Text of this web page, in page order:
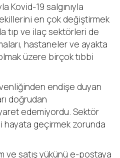
Kovid-19 salgınıyla
en çok değiştirmek
tıp ve ilaç sektörleri de
hastaneler ve ayakta
üzere birçok tıbbi
endişe duyan
doğrudan
edemiyordu. Sektör
geçirmek zorunda
ve satış yükünü e-postaya